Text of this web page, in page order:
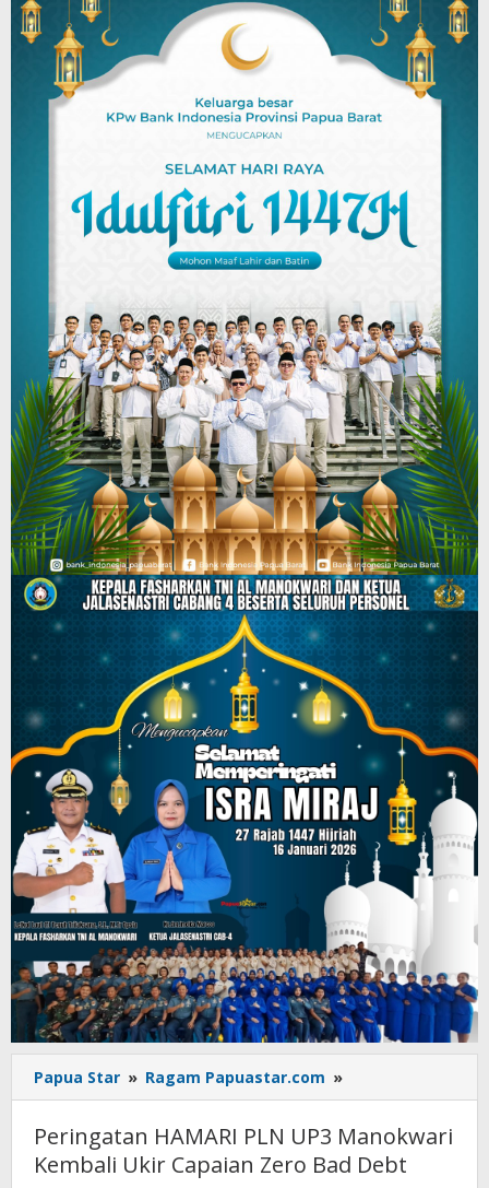
Papua Star » Ragam Papuastar.com »
HAMARI
UP3
Manokwari
Peringatan HAMARI PLN UP3 Manokwari
Kembali Ukir Capaian Zero Bad Debt